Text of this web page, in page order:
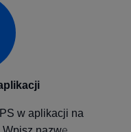
w aplikacji na